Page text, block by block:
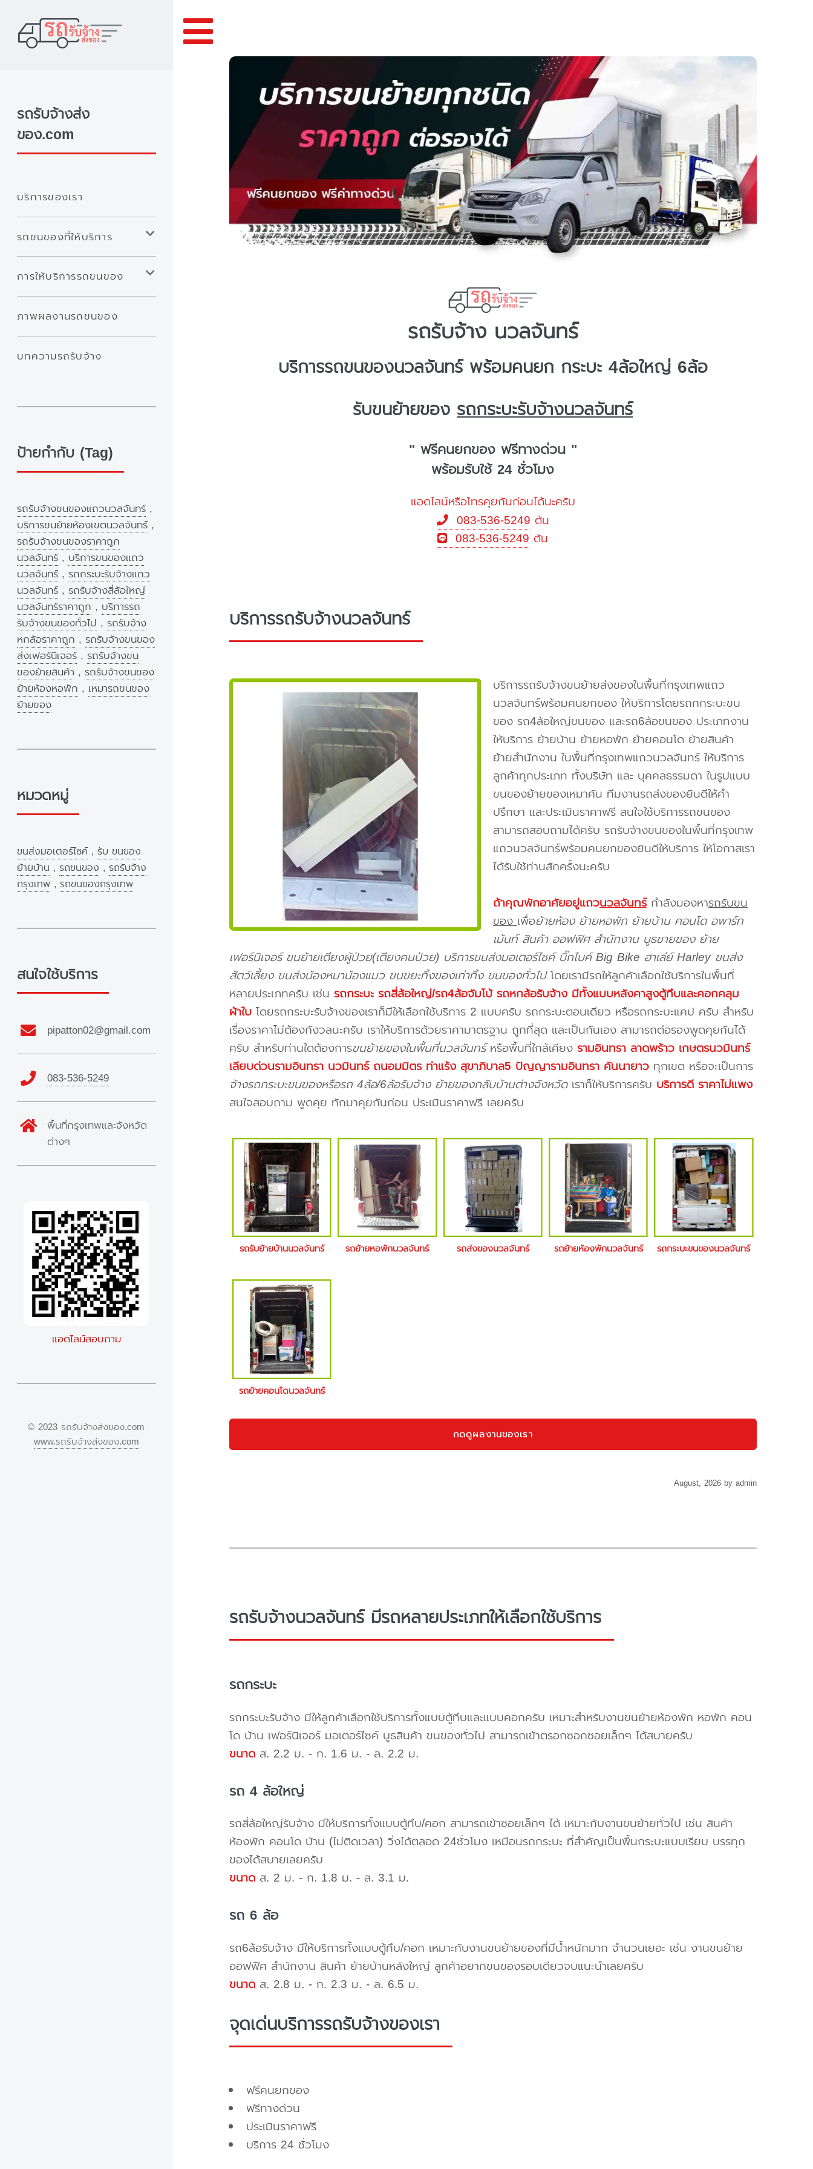
รถรับจ้าง นวลจันทร์
บริการรถขนของนวลจันทร์พร้อมคนยก กระบะ 4ล้อใหญ่ 6ล้อ
รับขนย้ายของรถกระบะรับจ้างนวลจันทร์
" ฟรีคนยกของ ฟรีทางด่วน "
พร้อมรับใช้ 24 ชั่วโมง
แอดไลน์หรือโทรคุยกันก่อนได้นะครับ
083-536-5249 ต้น
083-536-5249 ต้น
บริการรถรับจ้างนวลจันทร์
บริการรถรับจ้างขนย้ายส่งของในพื้นที่กรุงเทพแถว
นวลจันทร์พร้อมคนยกของ ให้บริการโดยรถกกระบะขน
ของ รถ4ล้อใหญ่ขนของ และรถ6ล้อขนของ ประเภทงาน
ให้บริการ ย้ายบ้าน ย้ายหอพัก ย้ายคอนโด ย้ายสินค้า
ย้ายสำนักงาน ในพื้นที่กรุงเทพแถวนวลจันทร์ ให้บริการ
ลูกค้าทุกประเภท ทั้งบริษัท และ บุคคลธรรมดา ในรูปแบบ
ขนของย้ายของเหมาคัน ทีมงานรถส่งของยินดีให้คำ
ปรึกษา และประเมินราคาฟรี สนใจใช้บริการรถขนของ
สามารถสอบถามได้ครับ รถรับจ้างขนของในพื้นที่กรุงเทพ
แถวนวลจันทร์พร้อมคนยกของยินดีให้บริการ ให้โอกาสเรา
ได้รับใช้ท่านสักครั้งนะครับ
ถ้าคุณพักอาศัยอยู่แถวนวลจันทร์กำลังมองหารถรับขน
ของเพื่อย้ายห้อง ย้ายหอพัก ย้ายบ้าน คอนโด อพาร์ท
เม้นท์ สินค้า ออฟฟิศ สำนักงาน บูธขายของ ย้าย
เฟอร์นิเจอร์ ขนย้ายเตียงผู้ป่วย(เตียงคนป่วย) บริการขนส่งมอเตอร์ไซค์ บิ๊กไบค์ Big Bike ฮาเล่ย์ Harley ขนส่ง
สัตว์เลี้ยง ขนส่งน้องหมาน้องแมว ขนขยะทิ้งของเก่าทิ้ง ขนของทั่วไปโดยเรามีรถให้ลูกค้าเลือกใช้บริการในพื้นที่
หลายประเภทครับ เช่น รถกระบะ รถสี่ล้อใหญ่/รถ4ล้อจัมโบ้ รถหกล้อรับจ้าง มีทั้งแบบหลังคาสูงตู้ทึบและคอกคลุม
ผ้าใบโดยรถกระบะรับจ้างของเราก็มีให้เลือกใช้บริการ 2 แบบครับ รถกระบะตอนเดียว หรือรถกระบะแคป ครับ สำหรับ
เรื่องราคาไม่ต้องกังวลนะครับ เราให้บริการด้วยราคามาตรฐาน ถูกที่สุด และเป็นกันเอง สามารถต่อรองพูดคุยกันได้
ครับ สำหรับท่านใดต้องการขนย้ายของในพื้นที่นวลจันทร์หรือพื้นที่ใกล้เคียง รามอินทรา ลาดพร้าว เกษตรนวมินทร์
เลียบด่วนรามอินทรา นวมินทร์ ถนอมมิตร ท่าแร้ง สุขาภิบาล5 ปัญญารามอินทรา คันนายาวทุกเขต หรือจะเป็นการ
จ้างรถกระบะขนของหรือรถ 4ล้อ/6ล้อรับจ้าง ย้ายของกลับบ้านต่างจังหวัดเราก็ให้บริการครับ บริการดี ราคาไม่แพง
สนใจสอบถาม พูดคุย ทักมาคุยกันก่อน ประเมินราคาฟรี เลยครับ
รถรับย้ายบ้านนวลจันทร์ รถย้ายหอพักนวลจันทร์ รถส่งของนวลจันทร์ รถย้ายห้องพักนวลจันทร์ รถกระบะขนของนวลจันทร์
รถย้ายคอนโดนวลจันทร์
กดดูผลงานของเรา
August, 2026 by admin
รถรับจ้างนวลจันทร์ มีรถหลายประเภทให้เลือกใช้บริการ
รถกระบะ
รถกระบะรับจ้าง มีให้ลูกค้าเลือกใช้บริการทั้งแบบตู้ทึบและแบบคอกครับ เหมาะสำหรับงานขนย้ายห้องพัก หอพัก คอน
โด บ้าน เฟอร์นิเจอร์ มอเตอร์ไซค์ บูธสินค้า ขนของทั่วไป สามารถเข้าตรอกซอกซอยเล็กๆ ได้สบายครับ
ขนาดส. 2.2 ม. - ก. 1.6 ม. - ล. 2.2 ม.
รถ 4 ล้อใหญ่
รถสี่ล้อใหญ่รับจ้าง มีให้บริการทั้งแบบตู้ทึบ/คอก สามารถเข้าซอยเล็กๆ ได้ เหมาะกับงานขนย้ายทั่วไป เช่น สินค้า
ห้องพัก คอนโด บ้าน (ไม่ติดเวลา) วิ่งได้ตลอด 24ชั่วโมง เหมือนรถกระบะ ที่สำคัญเป็นพื้นกระบะแบบเรียบ บรรทุก
ของได้สบายเลยครับ
ขนาดส. 2 ม. - ก. 1.8 ม. - ล. 3.1 ม.
รถ 6 ล้อ
รถ6ล้อรับจ้าง มีให้บริการทั้งแบบตู้ทึบ/คอก เหมาะกับงานขนย้ายของที่มีน้ำหนักมาก จำนวนเยอะ เช่น งานขนย้าย
ออฟฟิศ สำนักงาน สินค้า ย้ายบ้านหลังใหญ่ ลูกค้าอยากขนของรอบเดียวจบแนะนำเลยครับ
ขนาดส. 2.8 ม. - ก. 2.3 ม. - ล. 6.5 ม.
จุดเด่นบริการรถรับจ้างของเรา
ฟรีคนยกของ
ฟรีทางด่วน
ประเมินราคาฟรี
บริการ 24 ชั่วโมง
รถรับจ้างส่ง
ของ.com
บริการของเรา
รถขนของที่ให้บริการ
การให้บริการรถขนของ
ภาพผลงานรถขนของ
บทความรถรับจ้าง
ป้ายกำกับ (Tag)
รถรับจ้างขนของแถวนวลจันทร์ ,
บริการขนย้ายห้องเขตนวลจันทร์ ,
รถรับจ้างขนของราคาถูก
นวลจันทร์ , บริการขนของแถว
นวลจันทร์ , รถกระบะรับจ้างแถว
นวลจันทร์ , รถรับจ้างสี่ล้อใหญ่
นวลจันทร์ราคาถูก , บริการรถ
รับจ้างขนของทั่วไป , รถรับจ้าง
หกล้อราคาถูก , รถรับจ้างขนของ
ส่งเฟอร์นิเจอร์ , รถรับจ้างขน
ของย้ายสินค้า , รถรับจ้างขนของ
ย้ายห้องหอพัก , เหมารถขนของ
ย้ายของ
หมวดหมู่
ขนส่งมอเตอร์ไซค์ , รับ ขนของ
ย้ายบ้าน , รถขนของ , รถรับจ้าง
กรุงเทพ , รถขนของกรุงเทพ
สนใจใช้บริการ
pipatton02@gmail.com
083-536-5249
พื้นที่กรุงเทพและจังหวัด
ต่างๆ
แอดไลน์สอบถาม
© 2023 รถรับจ้างส่งของ.com
www.รถรับจ้างส่งของ.com